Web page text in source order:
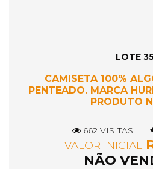
LOTE
CAMISETA 100%
PENTEADO. MARCA
PRODUTO
662 VISITAS
VALOR INICIAL
NÃO